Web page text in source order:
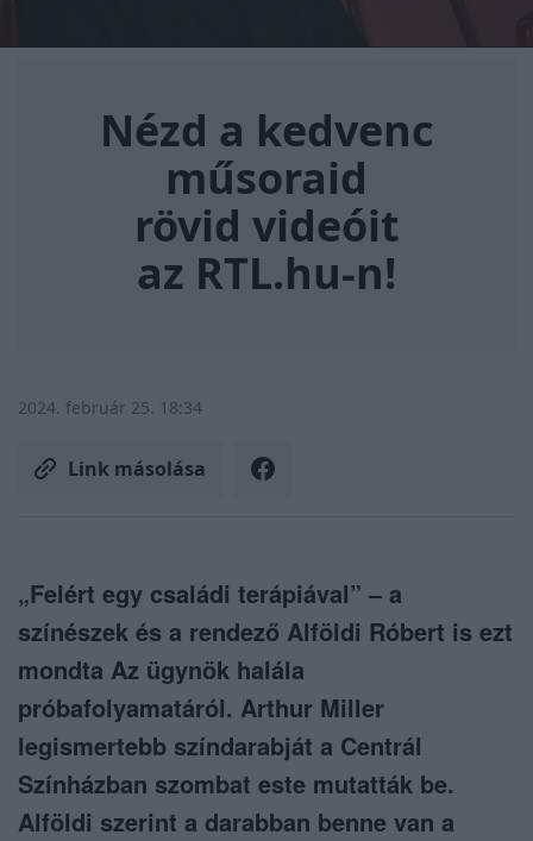
Nézd a kedvenc
műsoraid
rövid videóit
az RTL.hu-n!
2024. február 25. 18:34
Link másolása
„Felért egy családi terápiával” – a
színészek és a rendező Alföldi Róbert is ezt
mondta Az ügynök halála
próbafolyamatáról. Arthur Miller
legismertebb színdarabját a Centrál
Színházban szombat este mutatták be.
Alföldi szerint a darabban benne van a